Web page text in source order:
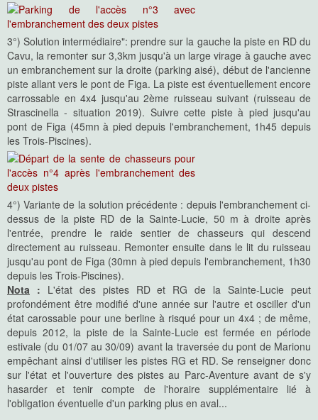
3°) Solution intermédiaire": prendre sur la gauche la piste en RD du
Cavu, la remonter sur 3,3km jusqu'à un large virage à gauche avec
un embranchement sur la droite (parking aisé), début de l'ancienne
piste allant vers le pont de Figa. La piste est éventuellement encore
carrossable en 4x4 jusqu'au 2ème ruisseau suivant (ruisseau de
Strascinella - situation 2019). Suivre cette piste à pied jusqu'au
pont de Figa (45mn à pied depuis l'embranchement, 1h45 depuis
les Trois-Piscines).
4°) Variante de la solution précédente : depuis l'embranchement ci-
dessus de la piste RD de la Sainte-Lucie, 50 m à droite après
l'entrée, prendre le raide sentier de chasseurs qui descend
directement au ruisseau. Remonter ensuite dans le lit du ruisseau
jusqu'au pont de Figa (30mn à pied depuis l'embranchement, 1h30
depuis les Trois-Piscines).
Nota : L'état des pistes RD et RG de la Sainte-Lucie peut
profondément être modifié d'une année sur l'autre et osciller d'un
état carossable pour une berline à risqué pour un 4x4 ; de même,
depuis 2012, la piste de la Sainte-Lucie est fermée en période
estivale (du 01/07 au 30/09) avant la traversée du pont de Marionu
empêchant ainsi d'utiliser les pistes RG et RD. Se renseigner donc
sur l'état et l'ouverture des pistes au Parc-Aventure avant de s'y
hasarder et tenir compte de l'horaire supplémentaire lié à
l'obligation éventuelle d'un parking plus en aval...